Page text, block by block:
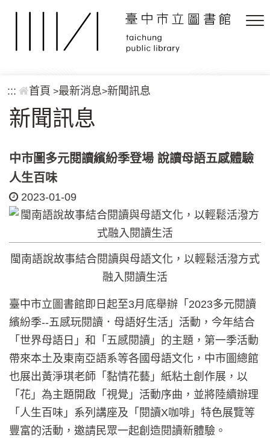
::: 首頁 >最新消息>新聞訊息
新聞訊息
中市圖多元閱讀繽紛季登場 說讀母語五感體驗
人生百味
2023-01-09
閩南語說故事結合閱讀與母語文化，以輕鬆活潑方式
融入閱讀生活
臺中市立圖書館即日起至3月底舉辦「2023多元閱讀
繽紛季--五感玩閱讀．母語好生活」活動，今年結合
「世界母語日」和「五感閱讀」的主題，第一季活動
帶來本土及東南亞語系等各國母語文化，中市圖總館
也展出黃淨琪老師「黏情花藝」紙粘土創作展，以
「花」為主題開啟「視覺」活動序曲，並將陸續辦理
「人生百味」系列講座及「閱讀X咖啡」特色展覽等
豐富的活動，邀請民眾一起創造閱讀新體驗。